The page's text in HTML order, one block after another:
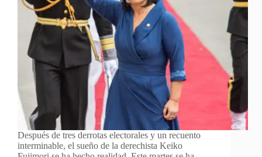
Después de tres derrotas electorales y un recuento
interminable, el sueño de la derechista Keiko